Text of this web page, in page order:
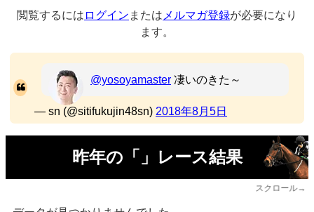
閲覧するには ログイン または メルマガ登録が必要になり
ます。
@yosoyamaster 凄いのきた～
— sn (@sitifukujin48sn) 2018年8月5日
昨年の「」レース結果
スクロール→